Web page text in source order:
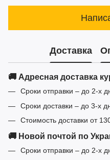
Доставка
🚚 Адресная доставка
Сроки отправки – до 2-х
Сроки доставки – до 3-х
Стоимость доставки от
🚚 Новой почтой по
Сроки отправки – до 2-х